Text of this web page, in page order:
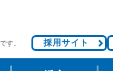
す。 採用サイト